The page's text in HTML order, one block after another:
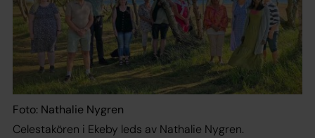
Foto: Nathalie Nygren
Celestakören i Ekeby leds av Nathalie Nygren.